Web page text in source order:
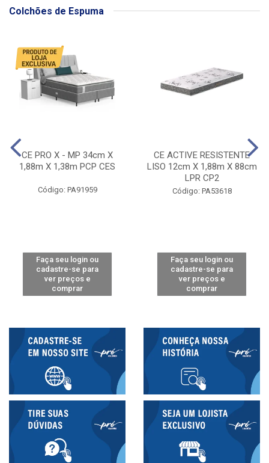
Colchões de Espuma
CE PRO X - MP 34cm X
1,88m X 1,38m PCP CES
Código: PA91959
Faça seu login ou
cadastre-se para
ver preços e
comprar
CE ACTIVE RESISTENTE
LISO 12cm X 1,88m X 88cm
LPR CP2
Código: PA53618
Faça seu login ou
cadastre-se para
ver preços e
comprar